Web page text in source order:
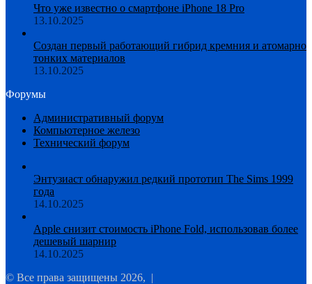
Что уже известно о смартфоне iPhone 18 Pro
13.10.2025
Создан первый работающий гибрид кремния и атомарно
тонких материалов
13.10.2025
Форумы
Административный форум
Компьютерное железо
Технический форум
Энтузиаст обнаружил редкий прототип The Sims 1999
года
14.10.2025
Apple снизит стоимость iPhone Fold, использовав более
дешевый шарнир
14.10.2025
© Все права защищены 2026, |